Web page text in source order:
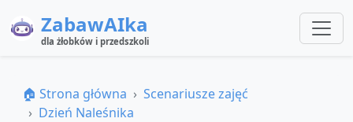
ZabawAIka
dla żłobków i przedszkoli
🏠 Strona główna
Scenariusze zajęć
Dzień Naleśnika